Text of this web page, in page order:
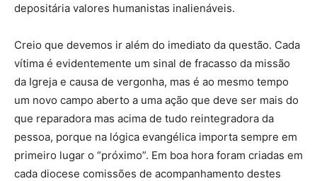
depositária valores humanistas inalienáveis.
Creio que devemos ir além do imediato da questão. Cada
vítima é evidentemente um sinal de fracasso da missão
da Igreja e causa de vergonha, mas é ao mesmo tempo
um novo campo aberto a uma ação que deve ser mais do
que reparadora mas acima de tudo reintegradora da
pessoa, porque na lógica evangélica importa sempre em
primeiro lugar o “próximo”. Em boa hora foram criadas em
cada diocese comissões de acompanhamento destes